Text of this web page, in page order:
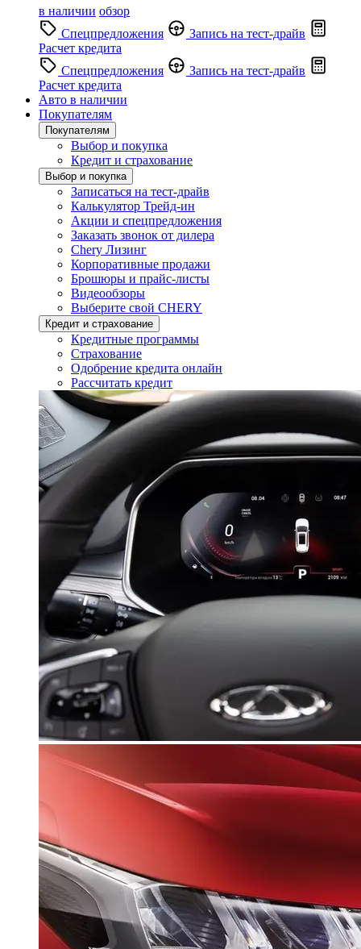
в наличии обзор
Спецпредложения
Запись на тест-драйв
Расчет кредита
Спецпредложения
Запись на тест-драйв
Расчет кредита
Авто в наличии
Покупателям
Покупателям
Выбор и покупка
Кредит и страхование
Выбор и покупка
Записаться на тест-драйв
Калькулятор Трейд-ин
Акции и спецпредложения
Заказать звонок от дилера
Chery Лизинг
Корпоративные продажи
Брошюры и прайс-листы
Видеообзоры
Выберите свой CHERY
Кредит и страхование
Кредитные программы
Страхование
Одобрение кредита онлайн
Рассчитать кредит